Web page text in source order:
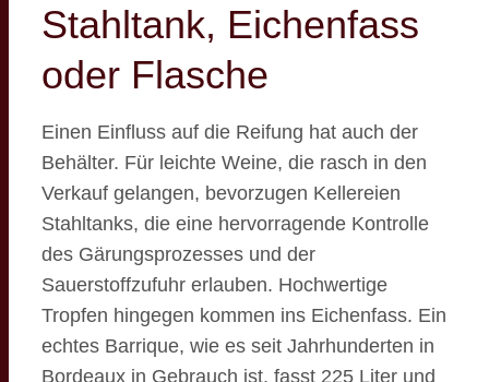
Stahltank, Eichenfass
oder Flasche
Einen Einfluss auf die Reifung hat auch der
Behälter. Für leichte Weine, die rasch in den
Verkauf gelangen, bevorzugen Kellereien
Stahltanks, die eine hervorragende Kontrolle
des Gärungsprozesses und der
Sauerstoffzufuhr erlauben. Hochwertige
Tropfen hingegen kommen ins Eichenfass. Ein
echtes Barrique, wie es seit Jahrhunderten in
Bordeaux in Gebrauch ist, fasst 225 Liter und